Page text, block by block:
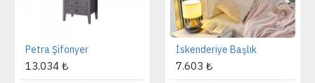
Petra Şifonyer
13.034 ₺
İskenderiye Başlık
7.603 ₺